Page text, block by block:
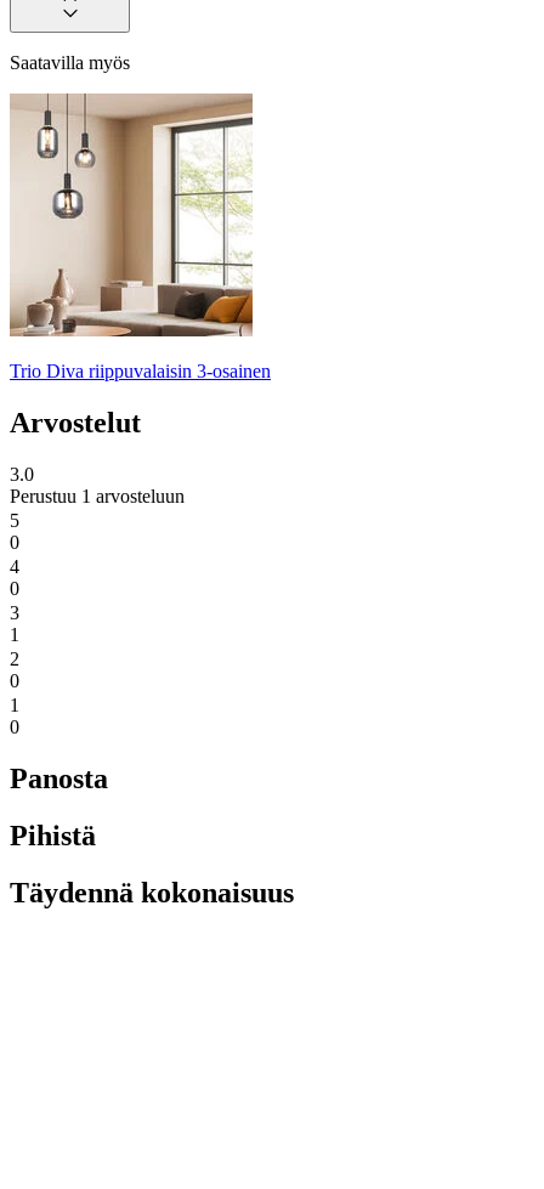
Saatavilla myös
Trio Diva riippuvalaisin 3-osainen
Arvostelut
3.0
Perustuu 1 arvosteluun
5
0
4
0
3
1
2
0
1
0
Panosta
Pihistä
Täydennä kokonaisuus